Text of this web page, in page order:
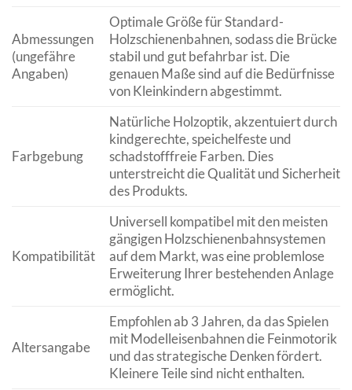
Abmessungen
(ungefähre
Angaben)
Optimale Größe für Standard-
Holzschienenbahnen, sodass die Brücke
stabil und gut befahrbar ist. Die
genauen Maße sind auf die Bedürfnisse
von Kleinkindern abgestimmt.
Farbgebung
Natürliche Holzoptik, akzentuiert durch
kindgerechte, speichelfeste und
schadstofffreie Farben. Dies
unterstreicht die Qualität und Sicherheit
des Produkts.
Kompatibilität
Universell kompatibel mit den meisten
gängigen Holzschienenbahnsystemen
auf dem Markt, was eine problemlose
Erweiterung Ihrer bestehenden Anlage
ermöglicht.
Altersangabe
Empfohlen ab 3 Jahren, da das Spielen
mit Modelleisenbahnen die Feinmotorik
und das strategische Denken fördert.
Kleinere Teile sind nicht enthalten.